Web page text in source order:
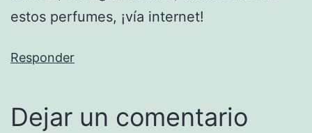
estos perfumes, ¡vía internet!
Responder
Dejar un comentario